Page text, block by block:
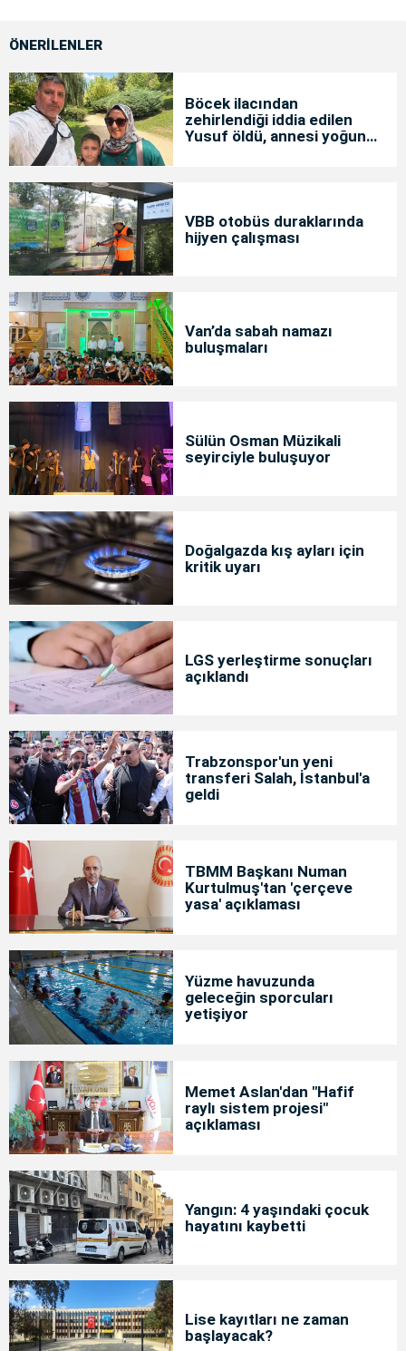
ÖNERİLENLER
Böcek ilacından
zehirlendiği iddia edilen
Yusuf öldü, annesi yoğun
VBB otobüs duraklarında
hijyen çalışması
Van’da sabah namazı
buluşmaları
Sülün Osman Müzikali
seyirciyle buluşuyor
Doğalgazda kış ayları için
kritik uyarı
LGS yerleştirme sonuçları
açıklandı
Trabzonspor'un yeni
transferi Salah, İstanbul'a
geldi
TBMM Başkanı Numan
Kurtulmuş'tan 'çerçeve
yasa' açıklaması
Yüzme havuzunda
geleceğin sporcuları
yetişiyor
Memet Aslan'dan "Hafif
raylı sistem projesi"
açıklaması
Yangın: 4 yaşındaki çocuk
hayatını kaybetti
Lise kayıtları ne zaman
başlayacak?